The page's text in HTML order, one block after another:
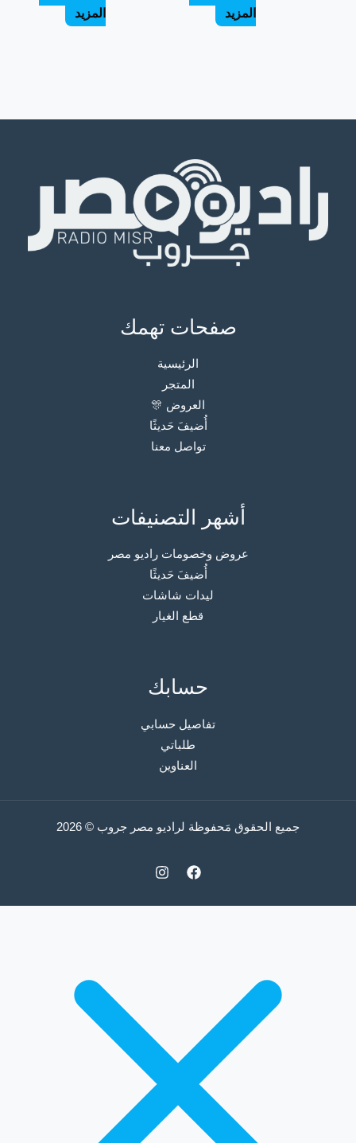
المزيد
المزيد
صفحات تهمك
الرئيسية
المتجر
العروض 🎊
أُضيفَ حَديثًا
تواصل معنا
أشهر التصنيفات
عروض وخصومات راديو مصر
أُضيفَ حَديثًا
ليدات شاشات
قطع الغيار
حسابك
تفاصيل حسابي
طلباتي
العناوين
جميع الحقوق مَحفوظة لراديو مصر جروب © 2026